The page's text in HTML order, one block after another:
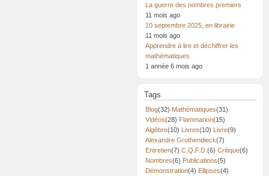
La guerre des nombres premiers
11 mois ago
10 septembre 2025, en librairie
11 mois ago
Apprendre à lire et déchiffrer les
mathématiques
1 année 6 mois ago
Tags
Blog(32) Mathématiques(31)
Vidéos(28) Flammarion(15)
Algèbre(10) Livres(10) Livre(9)
Alexandre Grothendieck(7)
Entretien(7) C.Q.F.D. (6) Critique(6)
Nombres(6) Publications(5)
Démonstration(4) Ellipses(4)